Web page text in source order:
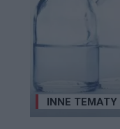
INNE TEMATY